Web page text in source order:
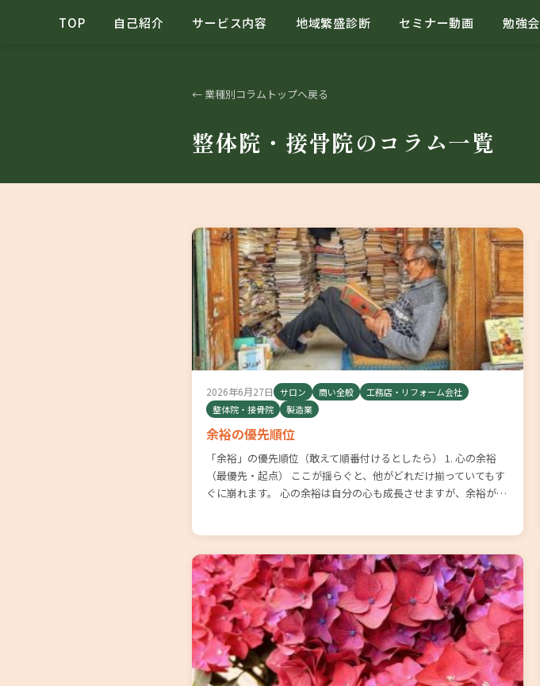
TOP 自己紹介 サービス内容 地域繁盛診断 セミナー動画 勉強会
← 業種別コラムトップへ戻る
整体院・接骨院のコラム一覧
2026年6月27日 サロン 商い全般
工務店・リフォーム会社
整体院・接骨院
製造業
余裕の優先順位
「余裕」の優先順位（敢えて順番付けるとしたら） 1. 心の余裕
（最優先・起点） ここが揺らぐと、他がどれだけ揃っていてもす
ぐに崩れます。 心の余裕は自分の心も成長させますが、余裕が…